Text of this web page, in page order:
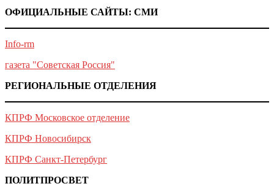
ОФИЦИАЛЬНЫЕ САЙТЫ: СМИ
Info-rm
газета "Советская Россия"
РЕГИОНАЛЬНЫЕ ОТДЕЛЕНИЯ
КПРФ Московское отделение
КПРФ Новосибирск
КПРФ Санкт-Петербург
ПОЛИТПРОСВЕТ